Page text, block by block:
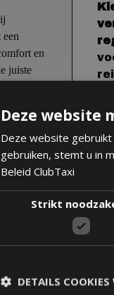
en
juiste
bij uw
naar
een
taxi
altijd
het
de
Deze website
Deze website
gebruiken, stemt u in
Beleid ClubTaxi
Strikt
DETAILS COOKIES